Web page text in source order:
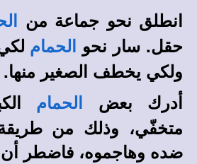
انطلق نحو جماعة من
حقل. سار نحو
الحمام
ولكي يخطف الصغير منها.
أدرك بعض
الحمام
متخفّي، وذلك من طريقة
ضده وهاجموه، فاضطر